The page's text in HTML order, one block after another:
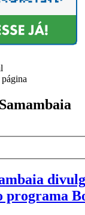
programa